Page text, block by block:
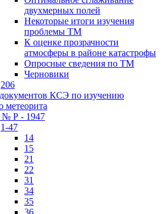
двухмерных полей
Некоторые итоги изучения
проблемы ТМ
К оценке прозрачности
атмосферы в районе катастрофы
Опросные сведения по ТМ
Черновики
206
КСЭ по изучению
метеорита
Р - 1947
1-47
14
15
21
22
31
34
35
36